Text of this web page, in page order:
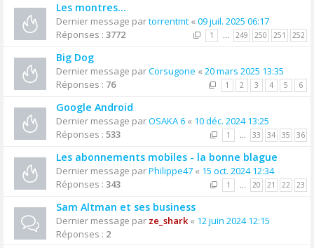
Les montres...
Dernier message partorrentmt « 09 juil. 2025 06:17
Réponses : 3772 1 … 249 250 251 252
Big Dog
Dernier message parCorsugone « 20 mars 2025 13:35
Réponses : 76 1 2 3 4 5 6
Google Android
Dernier message parOSAKA 6 « 10 déc. 2024 13:25
Réponses : 533 1 … 33 34 35 36
Les abonnements mobiles - la bonne blague
Dernier message parPhilippe47 « 15 oct. 2024 12:34
Réponses : 343 1 … 20 21 22 23
Sam Altman et ses business
Dernier message par ze_shark« 12 juin 2024 12:15
Réponses : 2